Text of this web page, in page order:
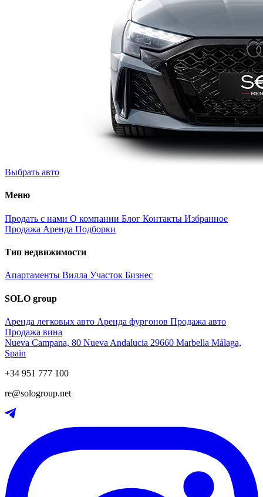
Выбрать авто
Меню
Продать с нами О компании Блог Контакты Избранное
Продажа Аренда Подборки
Тип недвижимости
Апартаменты Вилла Участок Бизнес
SOLO group
Аренда легковых авто Аренда фургонов Продажа авто
Продажа вина
Nueva Campana, 80 Nueva Andalucia 29660 Marbella Málaga,
Spain
+34 951 777 100
re@sologroup.net